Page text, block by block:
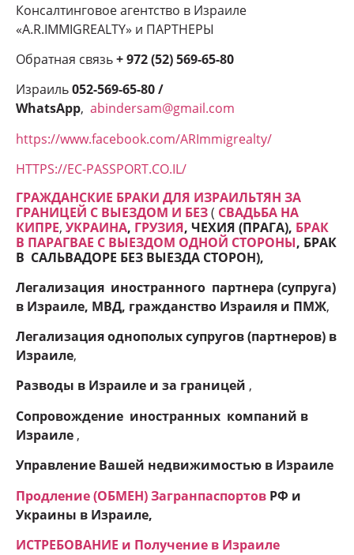
Консалтинговое агентство в Израиле
«A.R.IMMIGREALTY» и ПАРТНЕРЫ
Обратная связь+ 972 (52) 569-65-80
Израиль052-569-65-80 /
WhatsApp, abindersam@gmail.com
https://www.facebook.com/ARImmigrealty/
HTTPS://EC-PASSPORT.CO.IL/
ГРАЖДАНСКИЕ БРАКИ ДЛЯ ИЗРАИЛЬТЯН ЗА
ГРАНИЦЕЙ С ВЫЕЗДОМ И БЕЗ( СВАДЬБА НА
КИПРЕ, УКРАИНА, ГРУЗИЯ, ЧЕХИЯ (ПРАГА), БРАК
В ПАРАГВАЕ С ВЫЕЗДОМ ОДНОЙ СТОРОНЫ, БРАК
В САЛЬВАДОРЕ БЕЗ ВЫЕЗДА СТОРОН),
Легализация иностранного партнера (супруга)
в Израиле, МВД, гражданство Израиля и ПМЖ,
Легализация однополых супругов (партнеров) в
Израиле,
Разводы в Израиле и за границей ,
Сопровождение иностранных компаний в
Израиле ,
Управление Вашей недвижимостью в Израиле
Продление (ОБМЕН) Загранпаспортов РФ и
Украины в Израиле,
ИСТРЕБОВАНИЕ и Получение в Израиле